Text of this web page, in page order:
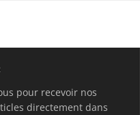
pour recevoir nos
directement dans